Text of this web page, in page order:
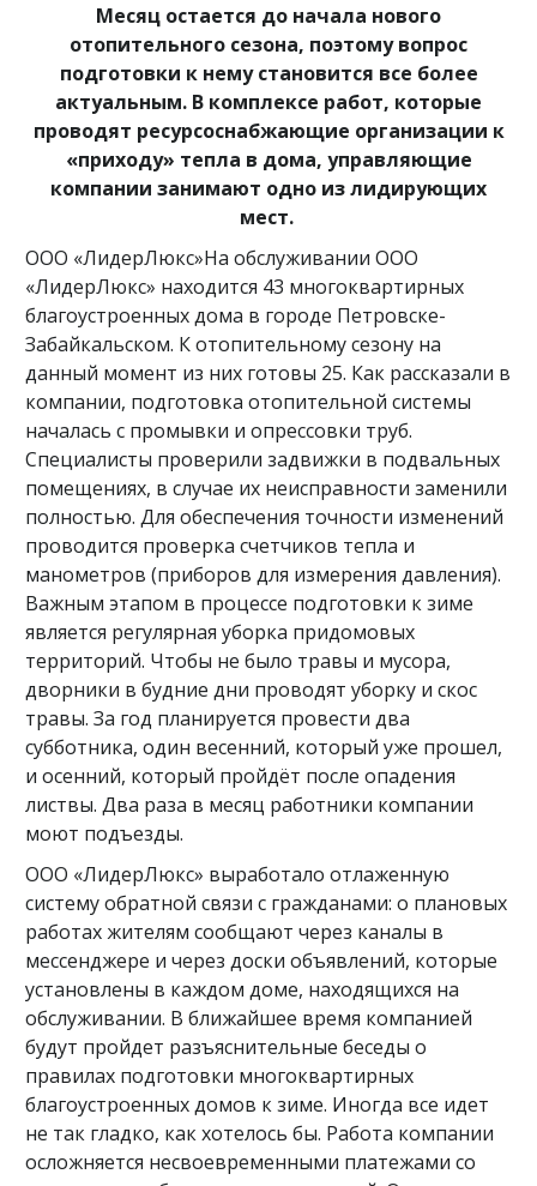
Месяц остается до начала нового
отопительного сезона, поэтому вопрос
подготовки к нему становится все более
актуальным. В комплексе работ, которые
проводят ресурсоснабжающие организации к
«приходу» тепла в дома, управляющие
компании занимают одно из лидирующих
мест.
ООО «ЛидерЛюкс»На обслуживании ООО
«ЛидерЛюкс» находится 43 многоквартирных
благоустроенных дома в городе Петровске-
Забайкальском. К отопительному сезону на
данный момент из них готовы 25. Как рассказали в
компании, подготовка отопительной системы
началась с промывки и опрессовки труб.
Специалисты проверили задвижки в подвальных
помещениях, в случае их неисправности заменили
полностью. Для обеспечения точности изменений
проводится проверка счетчиков тепла и
манометров (приборов для измерения давления).
Важным этапом в процессе подготовки к зиме
является регулярная уборка придомовых
территорий. Чтобы не было травы и мусора,
дворники в будние дни проводят уборку и скос
травы. За год планируется провести два
субботника, один весенний, который уже прошел,
и осенний, который пройдёт после опадения
листвы. Два раза в месяц работники компании
моют подъезды.
ООО «ЛидерЛюкс» выработало отлаженную
систему обратной связи с гражданами: о плановых
работах жителям сообщают через каналы в
мессенджере и через доски объявлений, которые
установлены в каждом доме, находящихся на
обслуживании. В ближайшее время компанией
будут пройдет разъяснительные беседы о
правилах подготовки многоквартирных
благоустроенных домов к зиме. Иногда все идет
не так гладко, как хотелось бы. Работа компании
осложняется несвоевременными платежами со